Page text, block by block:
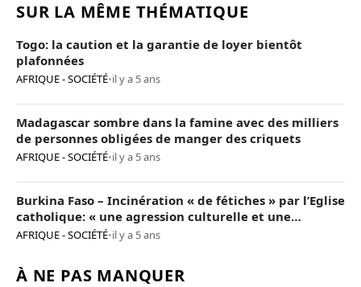
SUR LA MÊME THÉMATIQUE
Togo: la caution et la garantie de loyer bientôt
plafonnées
AFRIQUE - SOCIÉTÉ•il y a 5 ans
Madagascar sombre dans la famine avec des milliers
de personnes obligées de manger des criquets
AFRIQUE - SOCIÉTÉ•il y a 5 ans
Burkina Faso – Incinération « de fétiches » par l’Eglise
catholique: « une agression culturelle et une
provocation de trop »
AFRIQUE - SOCIÉTÉ•il y a 5 ans
À NE PAS MANQUER